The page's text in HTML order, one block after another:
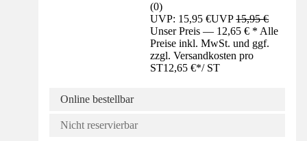
(0)
UVP: 15,95 €UVP15,95 €
Unser Preis — 12,65 € * Alle
Preise inkl. MwSt. und ggf.
zzgl. Versandkosten pro
ST12,65 €*/ ST
Online bestellbar
Nicht reservierbar